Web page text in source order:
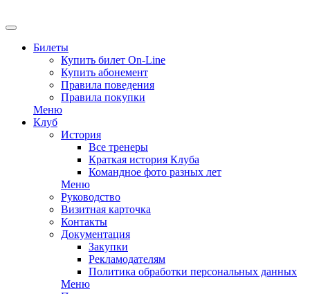
Билеты
Купить билет On-Line
Купить абонемент
Правила поведения
Правила покупки
Меню
Клуб
История
Все тренеры
Краткая история Клуба
Командное фото разных лет
Меню
Руководство
Визитная карточка
Контакты
Документация
Закупки
Рекламодателям
Политика обработки персональных данных
Меню